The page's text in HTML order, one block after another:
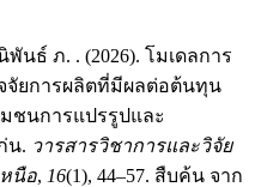
นธ์ ภ. . (2026). โมเดลการ
จัยการผลิตที่มีผลต่อต้นทุน
ชนการแปรรูปและ
น. วารสารวิชาการและวิจัย
นือ, 16(1), 44–57. สืบค้น จาก